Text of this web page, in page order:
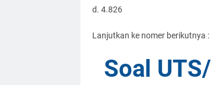
d. 4.826
Lanjutkan ke nomer berikutnya :
Soal